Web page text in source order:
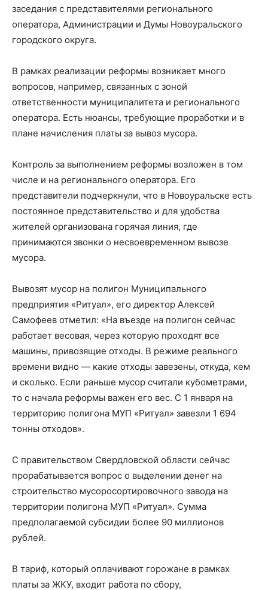
заседания с представителями регионального
оператора, Администрации и Думы Новоуральского
городского округа.
В рамках реализации реформы возникает много
вопросов, например, связанных с зоной
ответственности муниципалитета и регионального
оператора. Есть нюансы, требующие проработки и в
плане начисления платы за вывоз мусора.
Контроль за выполнением реформы возложен в том
числе и на регионального оператора. Его
представители подчеркнули, что в Новоуральске есть
постоянное представительство и для удобства
жителей организована горячая линия, где
принимаются звонки о несвоевременном вывозе
мусора.
Вывозят мусор на полигон Муниципального
предприятия «Ритуал», его директор Алексей
Самофеев отметил: «На въезде на полигон сейчас
работает весовая, через которую проходят все
машины, привозящие отходы. В режиме реального
времени видно — какие отходы завезены, откуда, кем
и сколько. Если раньше мусор считали кубометрами,
то с начала реформы важен его вес. С 1 января на
территорию полигона МУП «Ритуал» завезли 1 694
тонны отходов».
С правительством Свердловской области сейчас
прорабатывается вопрос о выделении денег на
строительство мусоросортировочного завода на
территории полигона МУП «Ритуал». Сумма
предполагаемой субсидии более 90 миллионов
рублей.
В тариф, который оплачивают горожане в рамках
платы за ЖКУ, входит работа по сбору,